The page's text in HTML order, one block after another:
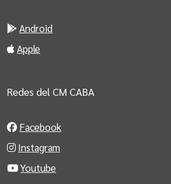
Android
Apple
Redes del CM CABA
Facebook
Instagram
Youtube